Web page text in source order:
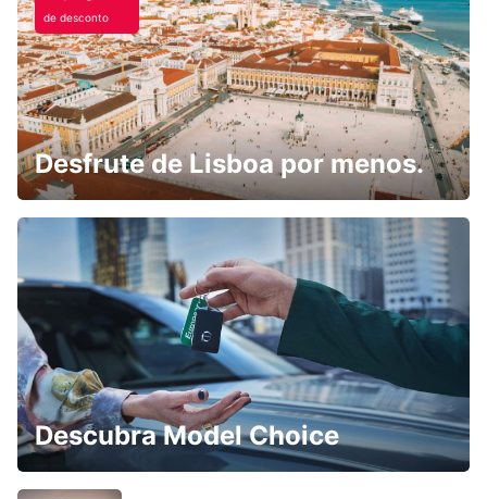
de desconto
Desfrute de Lisboa por menos.
Descubra Model Choice